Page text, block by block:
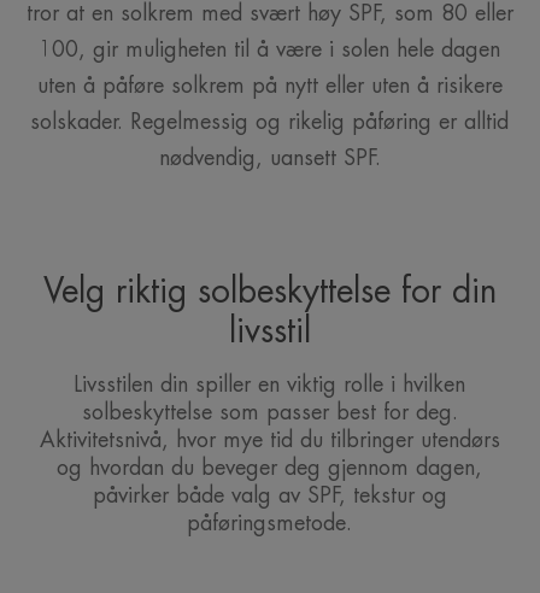
tror at en solkrem med svært høy SPF, som 80 eller
100, gir muligheten til å være i solen hele dagen
uten å påføre solkrem på nytt eller uten å risikere
solskader. Regelmessig og rikelig påføring er alltid
nødvendig, uansett SPF.
Velg riktig solbeskyttelse for din
livsstil
Livsstilen din spiller en viktig rolle i hvilken
solbeskyttelse som passer best for deg.
Aktivitetsnivå, hvor mye tid du tilbringer utendørs
og hvordan du beveger deg gjennom dagen,
påvirker både valg av SPF, tekstur og
påføringsmetode.